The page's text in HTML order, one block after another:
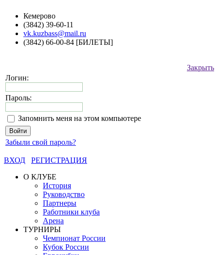
Кемерово
(3842) 39-60-11
vk.kuzbass@mail.ru
(3842) 66-00-84 [БИЛЕТЫ]
Закрыть
Логин:
Пароль:
Запомнить меня на этом компьютере
Забыли свой пароль?
ВХОД
РЕГИСТРАЦИЯ
О КЛУБЕ
История
Руководство
Партнеры
Работники клуба
Арена
ТУРНИРЫ
Чемпионат России
Кубок России